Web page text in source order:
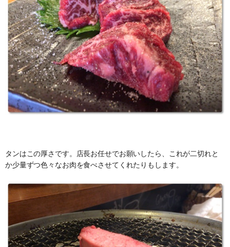
タンはこの厚さです。店長お任せでお願いしたら、これが二切れと
か少量ずつ色々なお肉を食べさせてくれたりもします。